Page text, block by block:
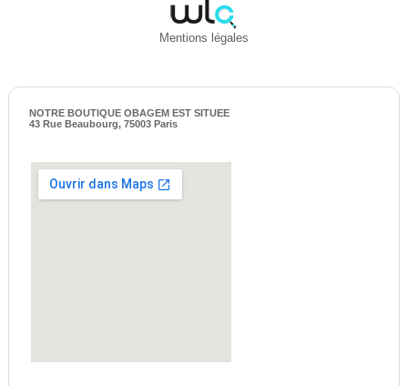
Mentions légales
NOTRE BOUTIQUE OBAGEM EST SITUEE
43 Rue Beaubourg, 75003 Paris